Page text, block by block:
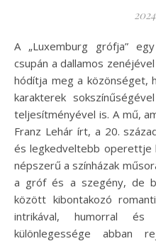
A „Luxemburg grófja” egy olyan operett, amely nem
csupán a dallamos
hódítja meg a közönséget,
karakterek
teljesítményével is. A mű,
Franz Lehár írt, a 20.
és legkedveltebb operettje
népszerű a színházak
a gróf és a szegény, de
között kibontakozó
intrikával, humorral és
különlegessége abban